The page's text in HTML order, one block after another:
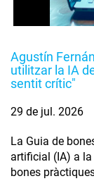
Agustín
utilitzar la IA
sentit crític"
29 de jul. 2026
La Guia de
artificial (IA) a
bones